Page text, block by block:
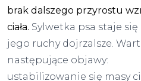
brak dalszego przyrostu
ciała. Sylwetka psa staje
jego ruchy dojrzalsze.
następujące objawy:
ustabilizowanie się masy